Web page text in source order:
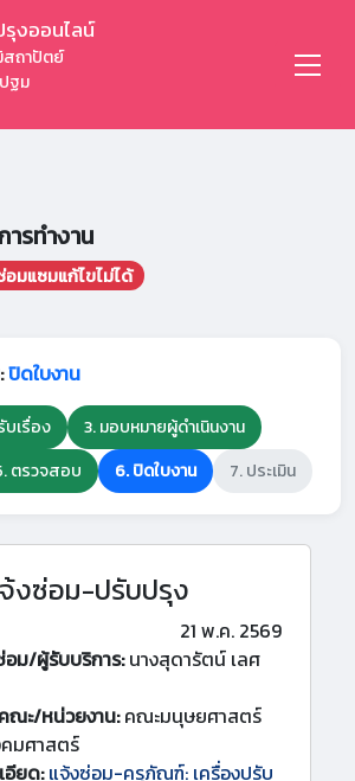
งออนไลน์
สถาปัตย์
ฐม
ารทำงาน
อมแซมแก้ไขไม่ได้
ปิดใบงาน
บเรื่อง
3. มอบหมายผู้ดำเนินงาน
ตรวจสอบ 6. ปิดใบงาน 7. ประเมิน
งซ่อม-ปรับปรุง
21 พ.ค. 2569
อม/ผู้รับบริการ:นางสุดารัตน์ เลศ
ณะ/หน่วยงาน:คณะมนุษยศาสตร์
มศาสตร์
อียด: แจ้งซ่อม-ครุภัณฑ์: เครื่องปรับ